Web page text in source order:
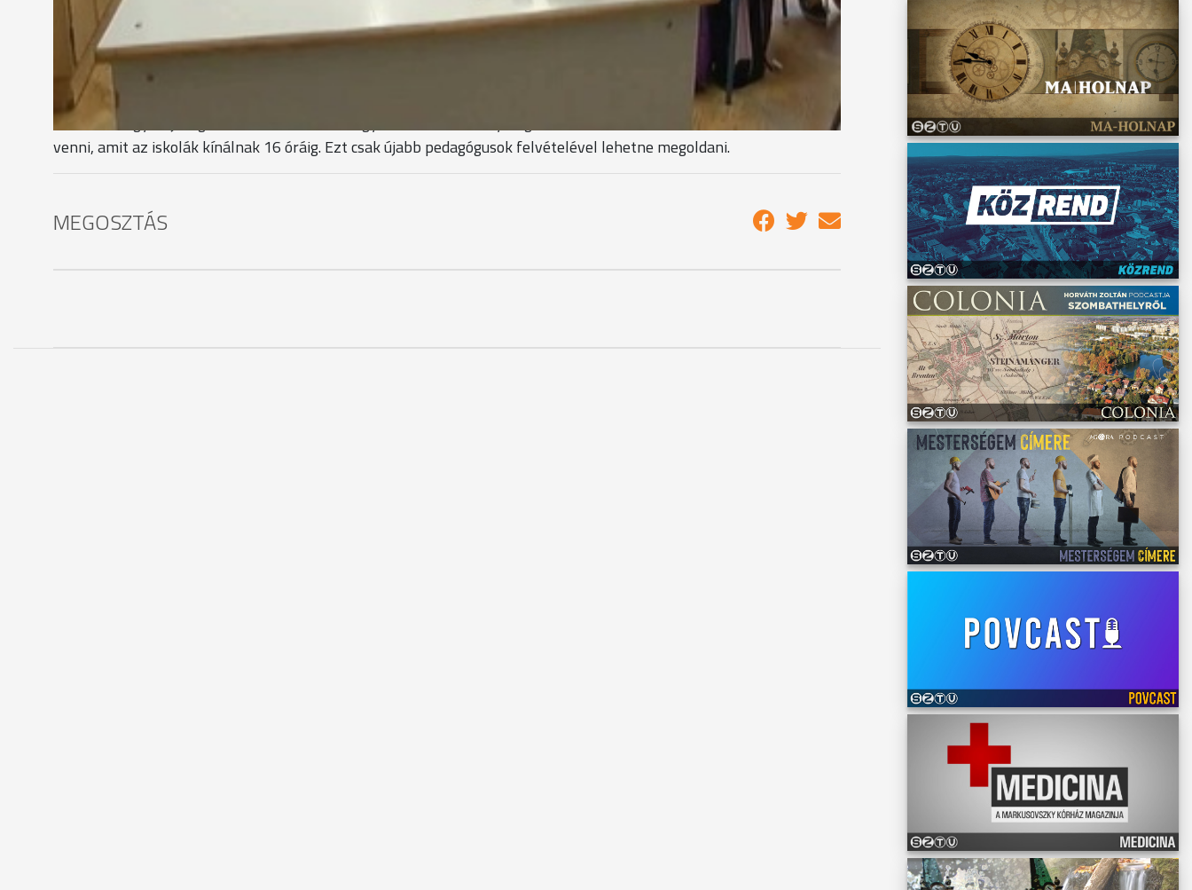
Kis Gábor, igazgató - Zrínyi Ilona Általános Iskola
Mérhető lesz a megnövekedett szakkör és tehetséggondozó foglalkozások haszna. A tantárgyi gondozómunkára ha
a kollégák rátudnak erősíteni a délután az mindenképpen hasznos a gyermeknek, de hasznos az iskolának is, hiszen
az eredmények az iskola és a gyermekek dicsőségfalát színesítik.
Az iskolák úgy látják, gondban lennének, ha a gyerekek valamennyi foglalkozáson és szakkörön részt akarnának
venni, amit az iskolák kínálnak 16 óráig. Ezt csak újabb pedagógusok felvételével lehetne megoldani.
MEGOSZTÁS